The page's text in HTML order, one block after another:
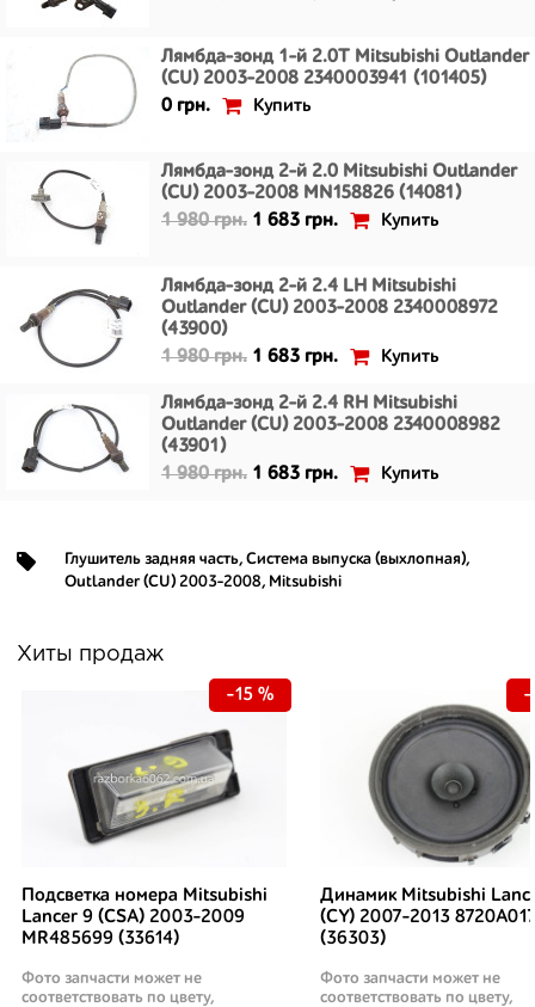
Лямбда-зонд 1-й 2.0T Mitsubishi Outlander
(CU) 2003-2008 2340003941 (101405)
0 грн.
Купить
Лямбда-зонд 2-й 2.0 Mitsubishi Outlander
(CU) 2003-2008 MN158826 (14081)
1 980 грн. 1 683 грн. Купить
Лямбда-зонд 2-й 2.4 LH Mitsubishi
Outlander (CU) 2003-2008 2340008972
(43900)
1 980 грн. 1 683 грн. Купить
Лямбда-зонд 2-й 2.4 RH Mitsubishi
Outlander (CU) 2003-2008 2340008982
(43901)
1 980 грн. 1 683 грн. Купить
Глушитель задняя часть, Система выпуска (выхлопная),
Outlander (CU) 2003-2008, Mitsubishi
Хиты продаж
Подсветка номера Mitsubishi
Lancer 9 (CSA) 2003-2009
MR485699 (33614)
Фото запчасти может не
соответствовать по цвету,
-15 %
Динамик Mitsubishi
(CY) 2007-2013
(36303)
Фото запчасти может не
соответствовать по цвету,
-